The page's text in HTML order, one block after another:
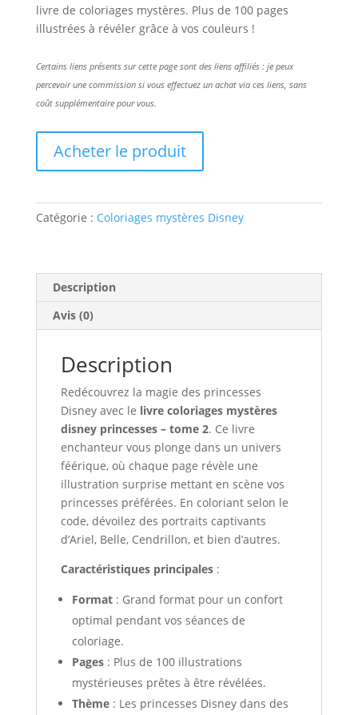
livre de coloriages mystères. Plus de 100 pages
illustrées à révéler grâce à vos couleurs !
Certains liens présents sur cette page sont des liens affiliés : je peux
percevoir une commission si vous effectuez un achat via ces liens, sans
coût supplémentaire pour vous.
Acheter le produit
Catégorie : Coloriages mystères Disney
Description
Avis (0)
Description
Redécouvrez la magie des princesses
Disney avec le livre coloriages mystères
disney princesses – tome 2. Ce livre
enchanteur vous plonge dans un univers
féérique, où chaque page révèle une
illustration surprise mettant en scène vos
princesses préférées. En coloriant selon le
code, dévoilez des portraits captivants
d’Ariel, Belle, Cendrillon, et bien d’autres.
Caractéristiques principales:
Format: Grand format pour un confort
optimal pendant vos séances de
coloriage.
Pages: Plus de 100 illustrations
mystérieuses prêtes à être révélées.
Thème: Les princesses Disney dans des